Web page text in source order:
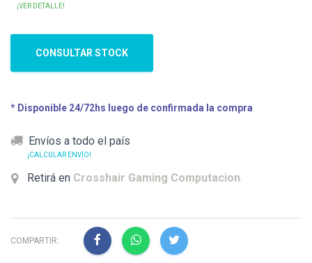
¡VER DETALLE!
CONSULTAR STOCK
* Disponible 24/72hs luego de confirmada la compra
Envíos a todo el país
¡CALCULAR ENVÍO!
Retirá en Crosshair Gaming Computacion.
COMPARTIR: